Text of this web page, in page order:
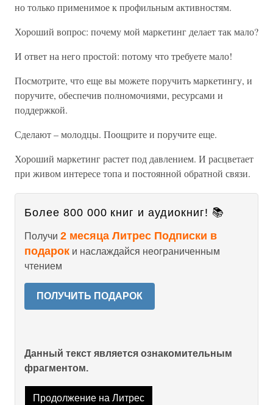
но только применимое к профильным активностям.
Хороший вопрос: почему мой маркетинг делает так мало?
И ответ на него простой: потому что требуете мало!
Посмотрите, что еще вы можете поручить маркетингу, и
поручите, обеспечив полномочиями, ресурсами и
поддержкой.
Сделают – молодцы. Поощрите и поручите еще.
Хороший маркетинг растет под давлением. И расцветает
при живом интересе топа и постоянной обратной связи.
Более 800 000 книг и аудиокниг! 📚
Получи 2 месяца Литрес Подписки в
подарок и наслаждайся неограниченным
чтением
ПОЛУЧИТЬ ПОДАРОК
Данный текст является ознакомительным
фрагментом.
Продолжение на Литрес